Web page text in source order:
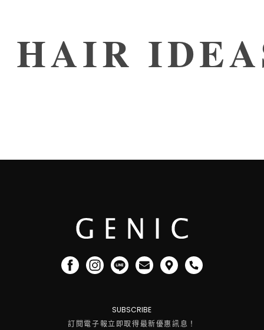
HAIR
SUBSCRIBE
訂閱電子報立即取得最新優惠訊息！